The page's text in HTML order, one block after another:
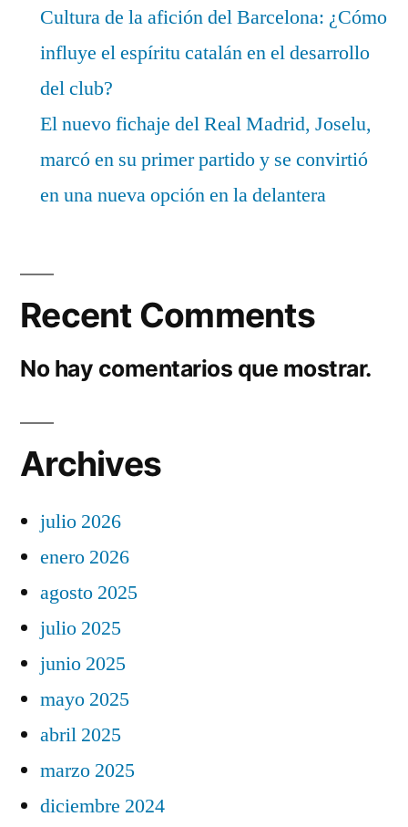
Cultura de la afición del Barcelona: ¿Cómo
influye el espíritu catalán en el desarrollo
del club?
El nuevo fichaje del Real Madrid, Joselu,
marcó en su primer partido y se convirtió
en una nueva opción en la delantera
Recent Comments
No hay comentarios que mostrar.
Archives
julio 2026
enero 2026
agosto 2025
julio 2025
junio 2025
mayo 2025
abril 2025
marzo 2025
diciembre 2024